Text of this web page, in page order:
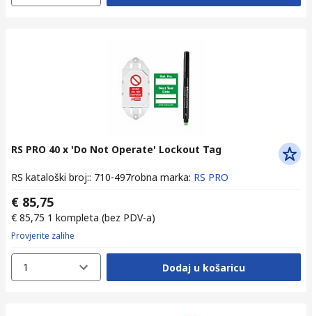
RS PRO 40 x 'Do Not Operate' Lockout Tag
RS kataloški broj:: 710-497robna marka: RS PRO
€ 85,75
€ 85,75 1 kompleta (bez PDV-a)
Provjerite zalihe
1 Dodaj u košaricu